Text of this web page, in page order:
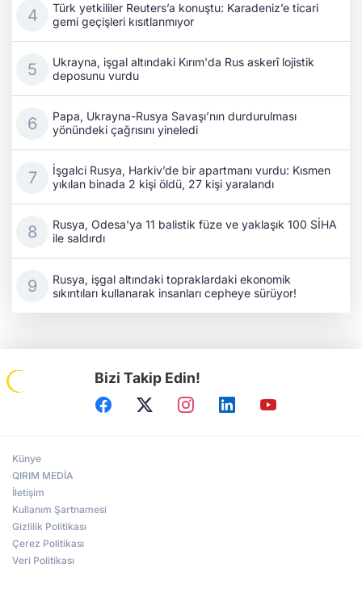
Türk yetkililer Reuters’a konuştu: Karadeniz’e ticari
gemi geçişleri kısıtlanmıyor
Ukrayna, işgal altındaki Kırım'da Rus askerî lojistik
deposunu vurdu
Papa, Ukrayna-Rusya Savaşı’nın durdurulması
yönündeki çağrısını yineledi
İşgalci Rusya, Harkiv’de bir apartmanı vurdu: Kısmen
yıkılan binada 2 kişi öldü, 27 kişi yaralandı
Rusya, Odesa'ya 11 balistik füze ve yaklaşık 100 SİHA
ile saldırdı
Rusya, işgal altındaki topraklardaki ekonomik
sıkıntıları kullanarak insanları cepheye sürüyor!
Bizi Takip Edin!
Künye
QIRIM MEDİA
İletişim
Kullanım Şartnamesi
Gizlilik Politikası
Çerez Politikası
Veri Politikası